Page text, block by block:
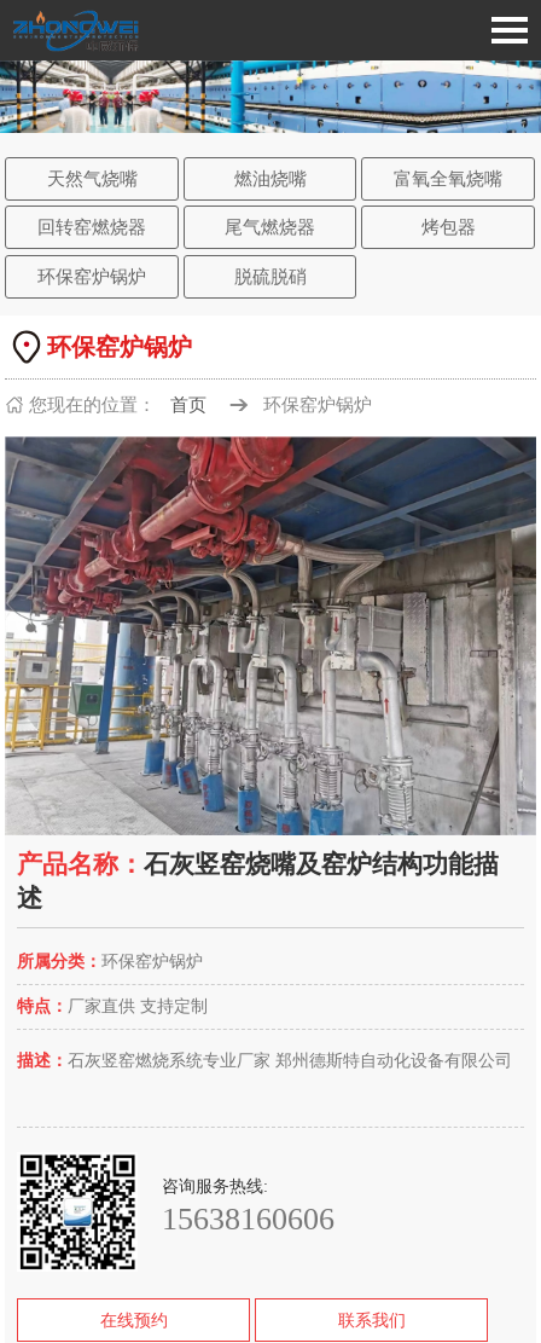
天然气烧嘴 燃油烧嘴 富氧全氧烧嘴
回转窑燃烧器 尾气燃烧器 烤包器
环保窑炉锅炉 脱硫脱硝
环保窑炉锅炉
您现在的位置： 首页 环保窑炉锅炉
产品名称：石灰竖窑烧嘴及窑炉结构功能描
述
所属分类：环保窑炉锅炉
特点： 厂家直供 支持定制
描述：石灰竖窑燃烧系统专业厂家 郑州德斯特自动化设备有限公司
咨询服务热线:
15638160606
在线预约 联系我们